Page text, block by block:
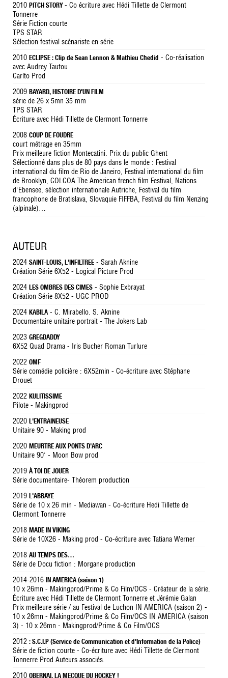
2010 PITCH STORY - Co écriture avec Hédi Tillette de Clermont
Tonnerre
Série Fiction courte
TPS STAR
Sélection festival scénariste en série
2010 ECLIPSE : Clip de Sean Lennon & Mathieu Chedid - Co-réalisation
avec Audrey Tautou
Carlto Prod
2009 BAYARD, HISTOIRE D'UN FILM
série de 26 x 5mn 35 mm
TPS STAR
Écriture avec Hédi Tillette de Clermont Tonnerre
2008 COUP DE FOUDRE
court métrage en 35mm
Prix meilleure fiction Montecatini. Prix du public Ghent
Sélectionné dans plus de 80 pays dans le monde : Festival
international du film de Rio de Janeiro, Festival international du film
de Brooklyn, COLCOA The American french film Festival, Nations
d'Ebensee, sélection internationale Autriche, Festival du film
francophone de Bratislava, Slovaquie FIFFBA, Festival du film Nenzing
(alpinale)…
AUTEUR
2024 SAINT-LOUIS, L'INFILTREE - Sarah Aknine
Création Série 6X52 - Logical Picture Prod
2024 LES OMBRES DES CIMES - Sophie Exbrayat
Création Série 8X52 - UGC PROD
2024 KABILA- C. Mirabello. S. Aknine
Documentaire unitaire portrait - The Jokers Lab
2023 GREGDADDY
6X52 Quad Drama - Iris Bucher Roman Turlure
2022 OMF
Série comédie policière : 6X52min - Co-écriture avec Stéphane
Drouet
2022 KULITISSIME
Pilote - Makingprod
2020 L'ENTRAINEUSE
Unitaire 90 - Making prod
2020 MEURTRE AUX PONTS D'ARC
Unitaire 90' - Moon Bow prod
2019 À TOI DE JOUER
Série documentaire- Théorem production
2019 L'ABBAYE
Série de 10 x 26 min - Mediawan - Co-écriture Hedi Tillette de
Clermont Tonnerre
2018 MADE IN VIKING
Série de 10X26 - Making prod - Co-écriture avec Tatiana Werner
2018 AU TEMPS DES…
Série de Docu fiction : Morgane production
2014-2016 IN AMERICA (saison 1)
10 x 26mn - Makingprod/Prime & Co Film/OCS - Créateur de la série.
Écriture avec Hédi Tillette de Clermont Tonnerre et Jérémie Galan
Prix meilleure série / au Festival de Luchon IN AMERICA (saison 2) -
10 x 26mn - Makingprod/Prime & Co Film/OCS IN AMERICA (saison
3) - 10 x 26mn - Makingprod/Prime & Co Film/OCS
2012 : S.C.I.P (Service de Communication et d'Information de la Police)
Série de fiction courte - Co-écriture avec Hédi Tillette de Clermont
Tonnerre Prod Auteurs associés.
2010 OBERNAI, LA MECQUE DU HOCKEY !